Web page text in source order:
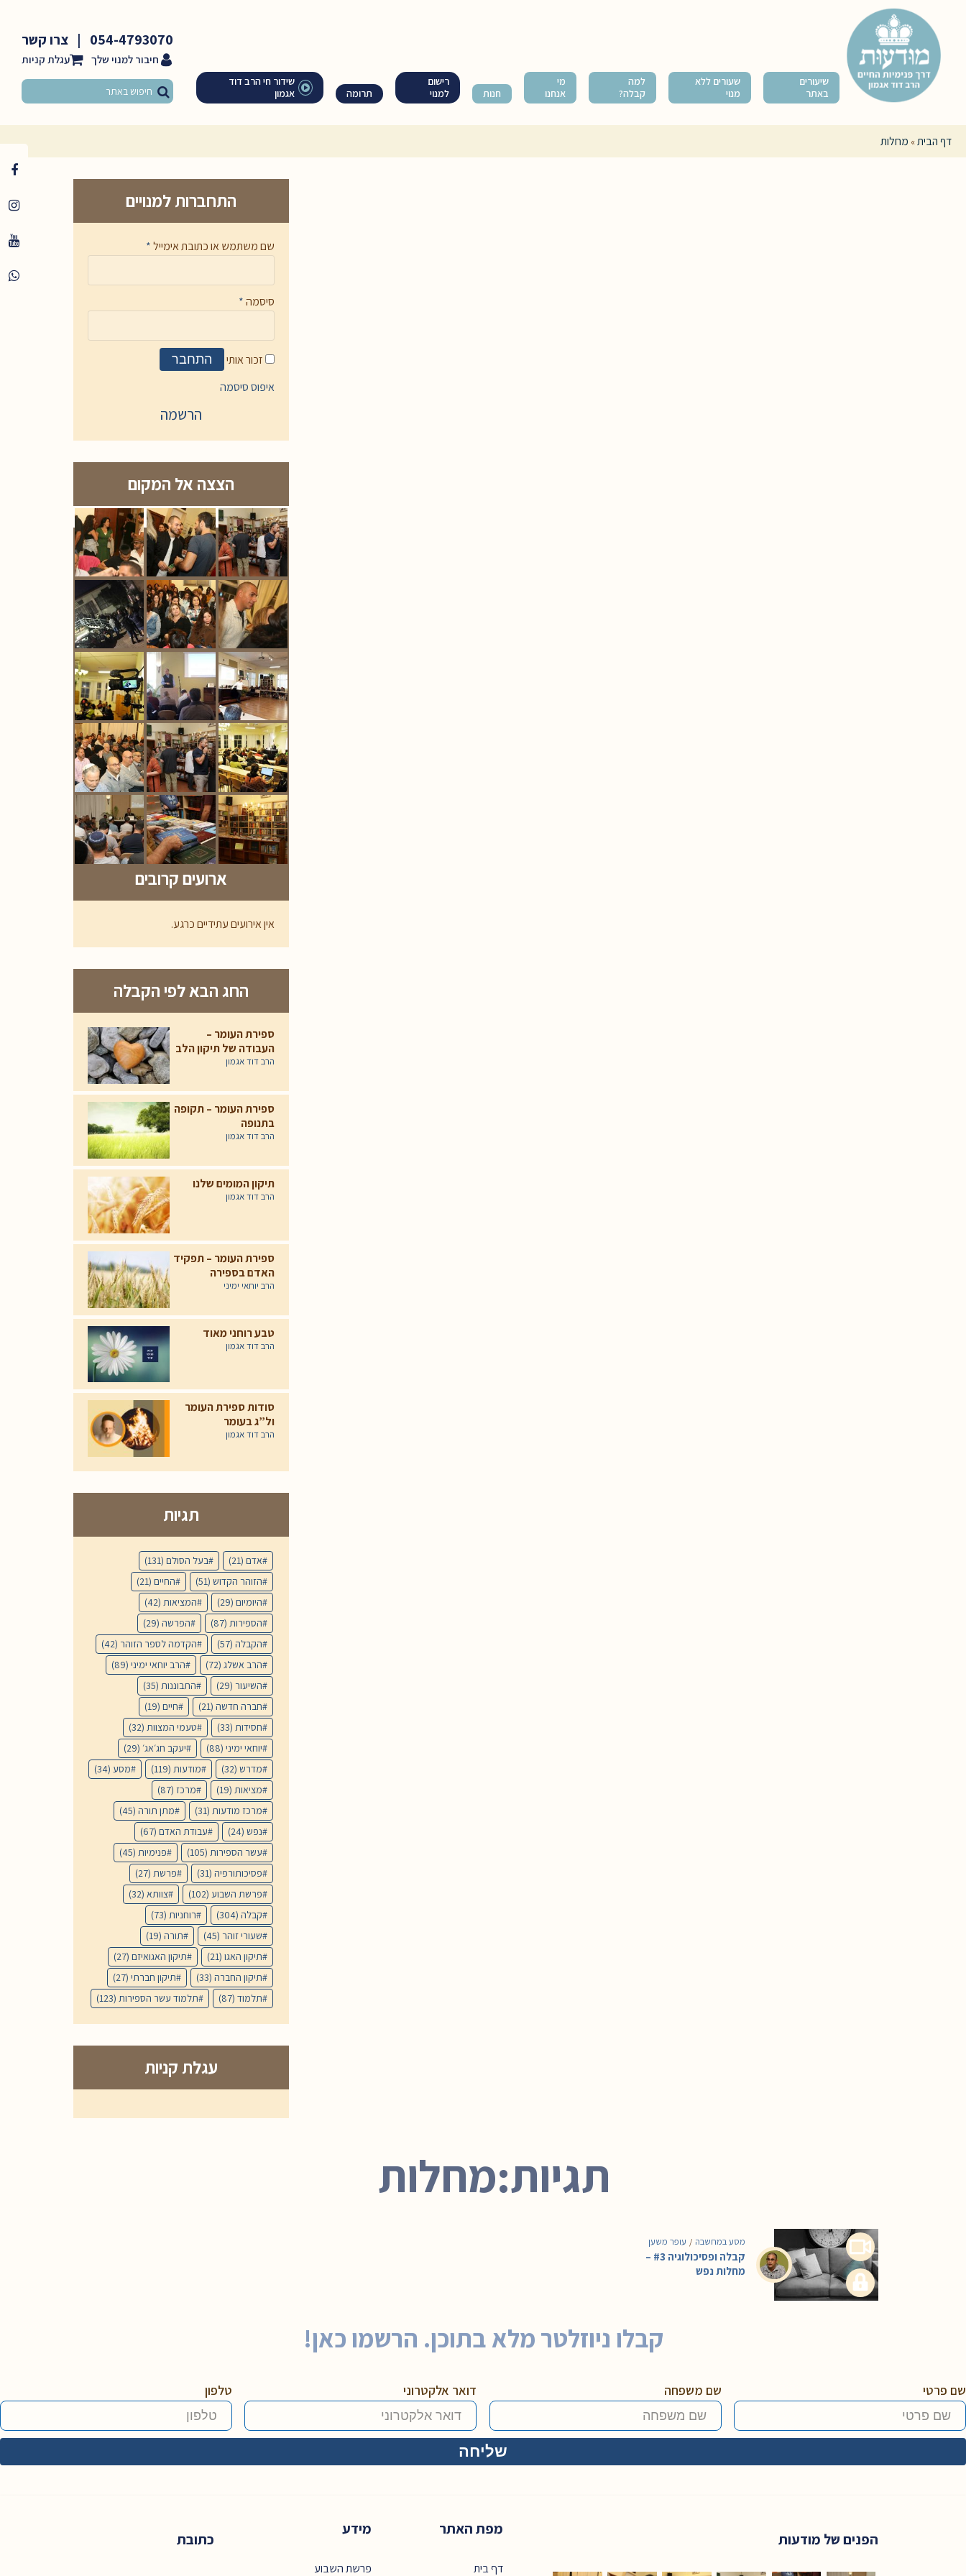
שיעורים
באתר
שעורים ללא
מנוי
למה
קבלה?
מי
אנחנו
חנות
רישום
למנוי
תרומה
שידור חי הרב דוד
אגמון
054-4793070
| צרו קשר
חיבור למנוי שלך
דף הבית» מחלות
התחברות למנויים
שם משתמש או כתובת אימייל*
סיסמה*
זכור אותי התחבר
איפוס סיסמה
הרשמה
הצצה אל המקום
ארועים קרובים
אין אירועים עתידיים כרגע.
החג הבא לפי הקבלה
ספירת העומר –
העבודה של תיקון הלב
הרב דוד אגמון
ספירת העומר – תקופה
בתנופה
הרב דוד אגמון
תיקון המומים שלנו
הרב דוד אגמון
ספירת העומר – תפקיד
האדם בספירה
הרב יוחאי ימיני
טבע רוחני מאוד
הרב דוד אגמון
סודות ספירת העומר
ול”ג בעומר
הרב דוד אגמון
תגיות
אדם (21) בעל הסולם (131)
הזוהר הקדוש (51) החיים (21)
היומיום (29) המציאות (42)
הספירות (87) הפרשה (29)
הקבלה (57) הקדמה לספר הזוהר (42)
הרב אשלג (72) הרב יוחאי ימיני (89)
השיעור (29) התבוננות (35)
חברה חדשה (21) חיים (19)
חסידות (33) טעמי המצוות (32)
יוחאי ימיני (88) יעקב חג׳אג׳ (29)
מדרש (32) מודעות (119) מסע (34)
מציאות (19) מרכז (87)
מרכז מודעות (31) מתן תורה (45)
נפש (24) עבודת האדם (67)
עשר הספירות (105) פנימיות (45)
פסיכותורפיה (31) פרשת (27)
פרשת השבוע (102) צוותא (32)
קבלה (304) רוחניות (73)
שעורי זוהר (45) תורה (19)
תיקון האגו (21) תיקון האגואיזם (27)
תיקון החברה (33) תיקון חברתי (27)
תלמוד (87) תלמוד עשר הספירות (123)
עגלת קניות
תגיות:מחלות
מסע במחשבה / עופר משען
קבלה ופסיכולוגיה #3 –
מחלות נפש
קבלו ניוזלטר מלא בתוכן. הרשמו כאן!
שם פרטי שם משפחה דואר אלקטרוני טלפון
כתובת
מפת האתר
דף בית
מידע
פרשת השבוע
הפנים של מודעות